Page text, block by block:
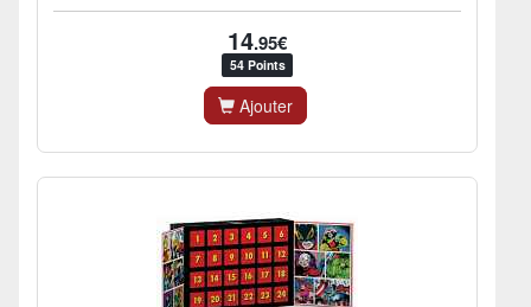
14.95€
54 Points
Ajouter